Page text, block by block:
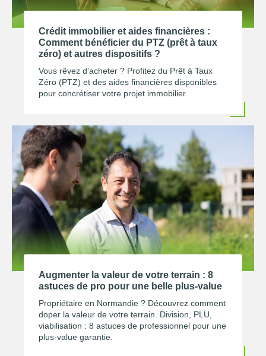
Crédit immobilier et aides financières :
Comment bénéficier du PTZ (prêt à taux
zéro) et autres dispositifs ?
Vous rêvez d’acheter ? Profitez du Prêt à Taux
Zéro (PTZ) et des aides financières disponibles
pour concrétiser votre projet immobilier.
Augmenter la valeur de votre terrain : 8
astuces de pro pour une belle plus-value
Propriétaire en Normandie ? Découvrez comment
doper la valeur de votre terrain. Division, PLU,
viabilisation : 8 astuces de professionnel pour une
plus-value garantie.